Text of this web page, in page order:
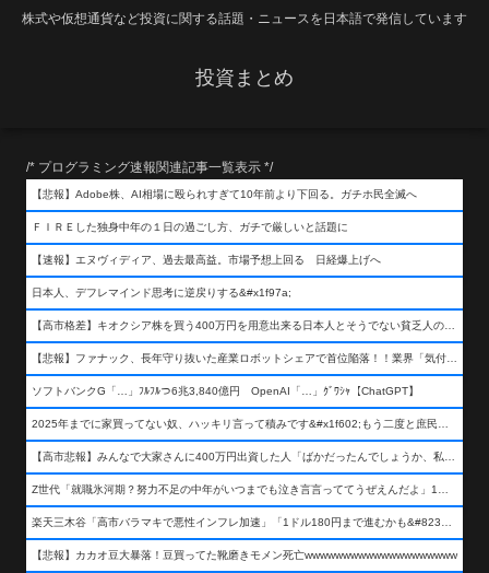
株式や仮想通貨など投資に関する話題・ニュースを日本語で発信しています
投資まとめ
/* プログラミング速報関連記事一覧表示 */
【悲報】Adobe株、AI相場に殴られすぎて10年前より下回る。ガチホ民全滅へ
ＦＩＲＥした独身中年の１日の過ごし方、ガチで厳しいと話題に
【速報】エヌヴィディア、過去最高益。市場予想上回る 日経爆上げへ
日本人、デフレマインド思考に逆戻りする&#x1f97a;
【高市格差】キオクシア株を買う400万円を用意出来る日本人とそうでない貧乏人の差が超広まるって事よ
【悲報】ファナック、長年守り抜いた産業ロボットシェアで首位陥落！！業界「気付いたら一気に抜かれていた…」
ソフトバンクG「…」ﾌﾙﾌﾙつ6兆3,840億円 OpenAI「…」ｸﾞﾜｼｬ【ChatGPT】
2025年までに家買ってない奴、ハッキリ言って積みです&#x1f602;もう二度と庶民が買える値段になりません&#x1f602;&#x1f602;&#x1f602;
【高市悲報】みんなで大家さんに400万円出資した人「ばかだったんでしょうか、私は&#x1f622;」
Z世代「就職氷河期？努力不足の中年がいつまでも泣き言言っててうぜえんだよ」1万いいね
楽天三木谷「高市バラマキで悪性インフレ加速」「1ドル180円まで進むかも&#8230;もう看過できない」
【悲報】カカオ豆大暴落！豆買ってた靴磨きモメン死亡wwwwwwwwwwwwwwwwwwww